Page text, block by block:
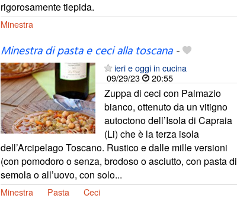
rigorosamente tiepida.
Minestra
Minestra di pasta e ceci alla toscana-
ieri e oggi in cucina
09/29/23 20:55
Zuppa di ceci con Palmazio
bianco, ottenuto da un vitigno
autoctono dell’Isola di Capraia
(Li) che è la terza isola
dell’Arcipelago Toscano. Rustico e dalle mille versioni
(con pomodoro o senza, brodoso o asciutto, con pasta di
semola o all’uovo, con solo...
Minestra Pasta Ceci